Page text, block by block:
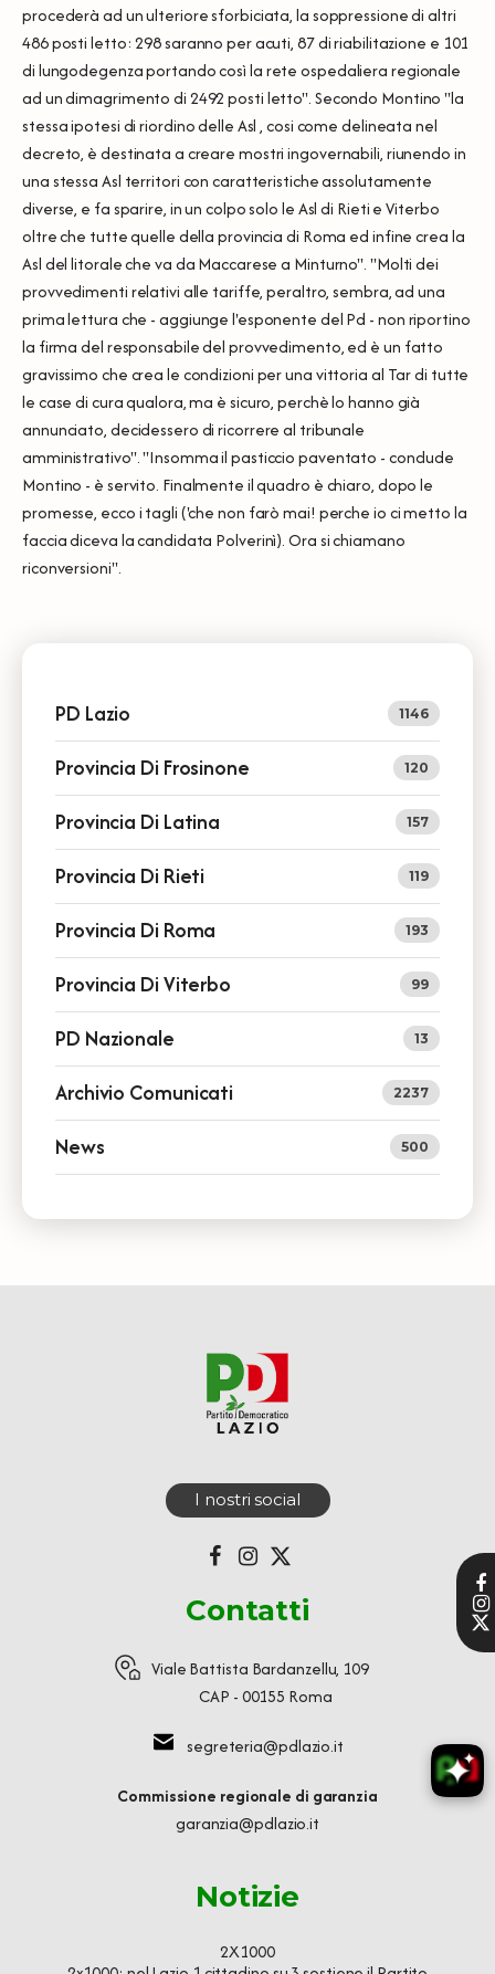
procederà ad un ulteriore sforbiciata, la soppressione di altri
486 posti letto: 298 saranno per acuti, 87 di riabilitazione e 101
di lungodegenza portando così la rete ospedaliera regionale
ad un dimagrimento di 2492 posti letto". Secondo Montino "la
stessa ipotesi di riordino delle Asl , cosi come delineata nel
decreto, è destinata a creare mostri ingovernabili, riunendo in
una stessa Asl territori con caratteristiche assolutamente
diverse, e fa sparire, in un colpo solo le Asl di Rieti e Viterbo
oltre che tutte quelle della provincia di Roma ed infine crea la
Asl del litorale che va da Maccarese a Minturno". "Molti dei
provvedimenti relativi alle tariffe, peraltro, sembra, ad una
prima lettura che - aggiunge l'esponente del Pd - non riportino
la firma del responsabile del provvedimento, ed è un fatto
gravissimo che crea le condizioni per una vittoria al Tar di tutte
le case di cura qualora, ma è sicuro, perchè lo hanno già
annunciato, decidessero di ricorrere al tribunale
amministrativo". "Insomma il pasticcio paventato - conclude
Montino - è servito. Finalmente il quadro è chiaro, dopo le
promesse, ecco i tagli ('che non farò mai! perche io ci metto la
faccia diceva la candidata Polverinì). Ora si chiamano
riconversioni".
PD Lazio 1146
Provincia Di Frosinone 120
Provincia Di Latina 157
Provincia Di Rieti 119
Provincia Di Roma 193
Provincia Di Viterbo 99
PD Nazionale 13
Archivio Comunicati 2237
News 500
I nostri social
Contatti
Viale Battista Bardanzellu, 109
CAP - 00155 Roma
segreteria@pdlazio.it
Commissione regionale di garanzia
garanzia@pdlazio.it
Notizie
2X1000